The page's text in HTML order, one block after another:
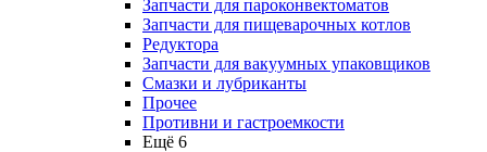
Запчасти для пароконвектоматов
Запчасти для пищеварочных котлов
Редуктора
Запчасти для вакуумных упаковщиков
Смазки и лубриканты
Прочее
Противни и гастроемкости
Ещё 6